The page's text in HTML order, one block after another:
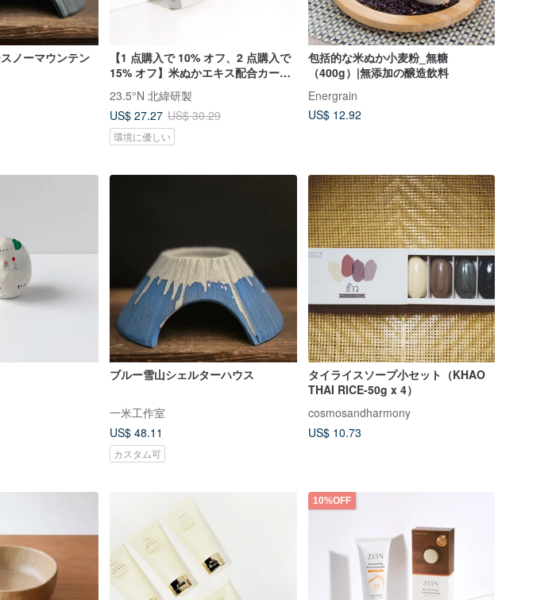
ノーマウンテン
【1 点購入で 10% オフ、2 点購入で
15% オフ】米ぬかエキス配合カーミ
ングミネラルサンスクリーン 40mL│
美容医療後ケアにも
23.5°N 北緯研製
US$ 27.27 US$ 30.29
環境に優しい
包括的な米ぬか小麦粉_無糖
（400g）|無添加の醸造飲料
Energrain
US$ 12.92
ブルー雪山シェルターハウス
一米工作室
US$ 48.11
カスタム可
タイライスソープ小セット（KHAO
THAI RICE-50g x 4）
cosmosandharmony
US$ 10.73
10%OFF